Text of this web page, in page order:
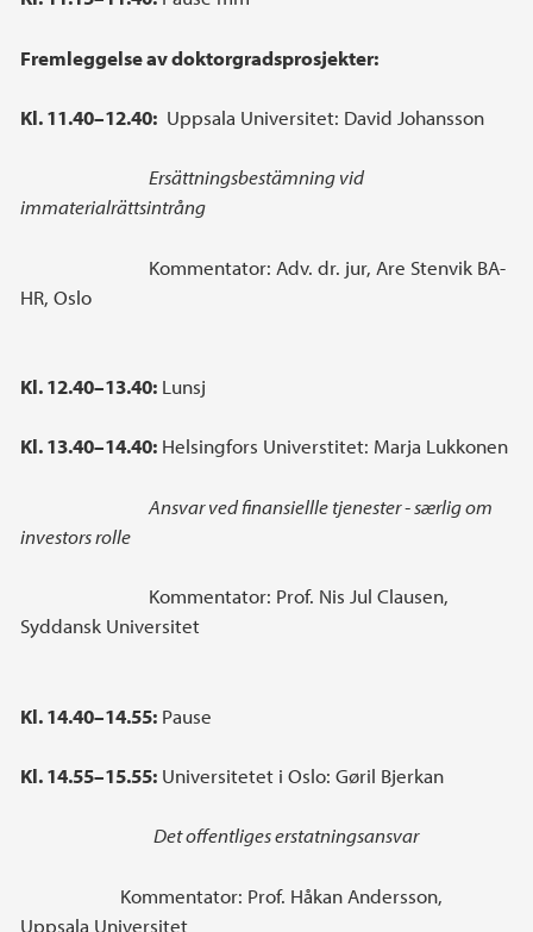
Fremleggelse av doktorgradsprosjekter:
Kl. 11.40–12.40: Uppsala Universitet: David Johansson
Ersättningsbestämning vid
immaterialrättsintrång
Kommentator: Adv. dr. jur, Are Stenvik BA-
HR, Oslo
Kl. 12.40–13.40: Lunsj
Kl. 13.40–14.40: Helsingfors Universtitet: Marja Lukkonen
Ansvar ved finansiellle tjenester - særlig om
investors rolle
Kommentator: Prof. Nis Jul Clausen,
Syddansk Universitet
Kl. 14.40–14.55: Pause
Kl. 14.55–15.55: Universitetet i Oslo: Gøril Bjerkan
Det offentliges erstatningsansvar
Kommentator: Prof. Håkan Andersson,
Uppsala Universitet